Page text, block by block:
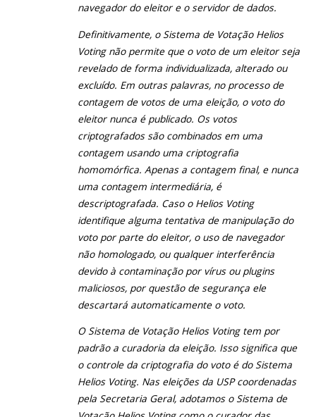
navegador do eleitor e o servidor de dados.
Definitivamente, o Sistema de Votação Helios
Voting não permite que o voto de um eleitor seja
revelado de forma individualizada, alterado ou
excluído. Em outras palavras, no processo de
contagem de votos de uma eleição, o voto do
eleitor nunca é publicado. Os votos
criptografados são combinados em uma
contagem usando uma criptografia
homomórfica. Apenas a contagem final, e nunca
uma contagem intermediária, é
descriptografada. Caso o Helios Voting
identifique alguma tentativa de manipulação do
voto por parte do eleitor, o uso de navegador
não homologado, ou qualquer interferência
devido à contaminação por vírus ou plugins
maliciosos, por questão de segurança ele
descartará automaticamente o voto.
O Sistema de Votação Helios Voting tem por
padrão a curadoria da eleição. Isso significa que
o controle da criptografia do voto é do Sistema
Helios Voting. Nas eleições da USP coordenadas
pela Secretaria Geral, adotamos o Sistema de